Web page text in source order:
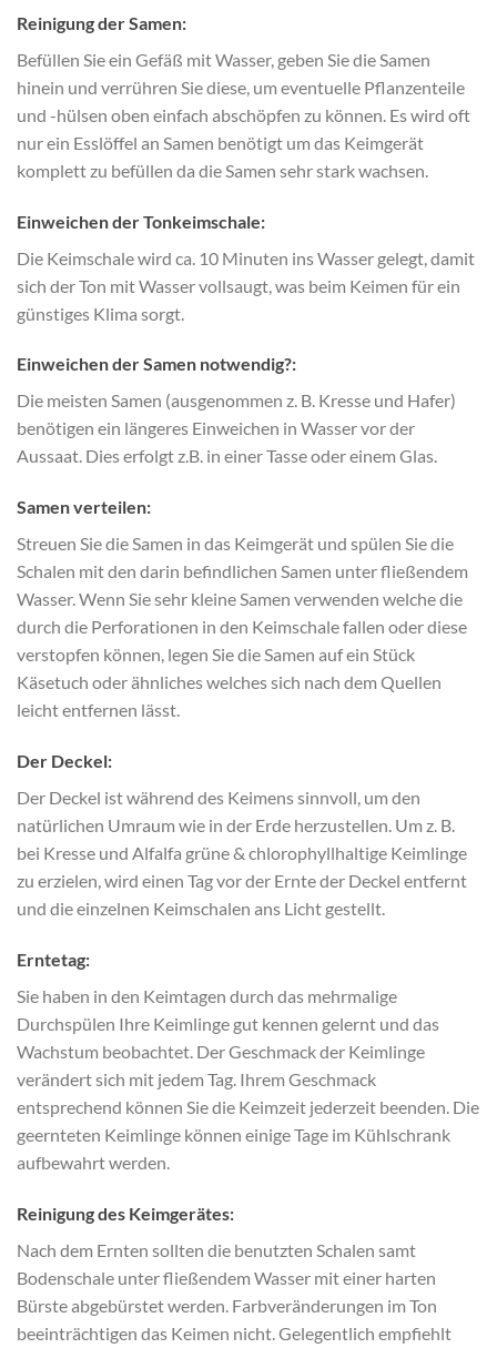
Reinigung der Samen:
Befüllen Sie ein Gefäß mit Wasser, geben Sie die Samen
hinein und verrühren Sie diese, um eventuelle Pflanzenteile
und -hülsen oben einfach abschöpfen zu können. Es wird oft
nur ein Esslöffel an Samen benötigt um das Keimgerät
komplett zu befüllen da die Samen sehr stark wachsen.
Einweichen der Tonkeimschale:
Die Keimschale wird ca. 10 Minuten ins Wasser gelegt, damit
sich der Ton mit Wasser vollsaugt, was beim Keimen für ein
günstiges Klima sorgt.
Einweichen der Samen notwendig?:
Die meisten Samen (ausgenommen z. B. Kresse und Hafer)
benötigen ein längeres Einweichen in Wasser vor der
Aussaat. Dies erfolgt z.B. in einer Tasse oder einem Glas.
Samen verteilen:
Streuen Sie die Samen in das Keimgerät und spülen Sie die
Schalen mit den darin befindlichen Samen unter fließendem
Wasser. Wenn Sie sehr kleine Samen verwenden welche die
durch die Perforationen in den Keimschale fallen oder diese
verstopfen können, legen Sie die Samen auf ein Stück
Käsetuch oder ähnliches welches sich nach dem Quellen
leicht entfernen lässt.
Der Deckel:
Der Deckel ist während des Keimens sinnvoll, um den
natürlichen Umraum wie in der Erde herzustellen. Um z. B.
bei Kresse und Alfalfa grüne & chlorophyllhaltige Keimlinge
zu erzielen, wird einen Tag vor der Ernte der Deckel entfernt
und die einzelnen Keimschalen ans Licht gestellt.
Erntetag:
Sie haben in den Keimtagen durch das mehrmalige
Durchspülen Ihre Keimlinge gut kennen gelernt und das
Wachstum beobachtet. Der Geschmack der Keimlinge
verändert sich mit jedem Tag. Ihrem Geschmack
entsprechend können Sie die Keimzeit jederzeit beenden. Die
geernteten Keimlinge können einige Tage im Kühlschrank
aufbewahrt werden.
Reinigung des Keimgerätes:
Nach dem Ernten sollten die benutzten Schalen samt
Bodenschale unter fließendem Wasser mit einer harten
Bürste abgebürstet werden. Farbveränderungen im Ton
beeinträchtigen das Keimen nicht. Gelegentlich empfiehlt